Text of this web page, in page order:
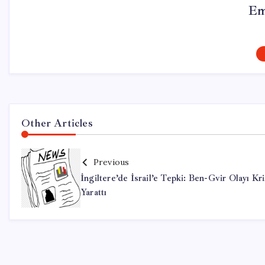
Other Articles
Previous
İngiltere’de İsrail’e Tepki: Ben-Gvir Olayı
Yarattı